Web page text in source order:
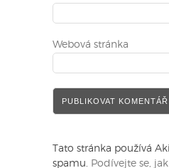
Webová stránka
Tato stránka používá
spamu.
Podívejte se,